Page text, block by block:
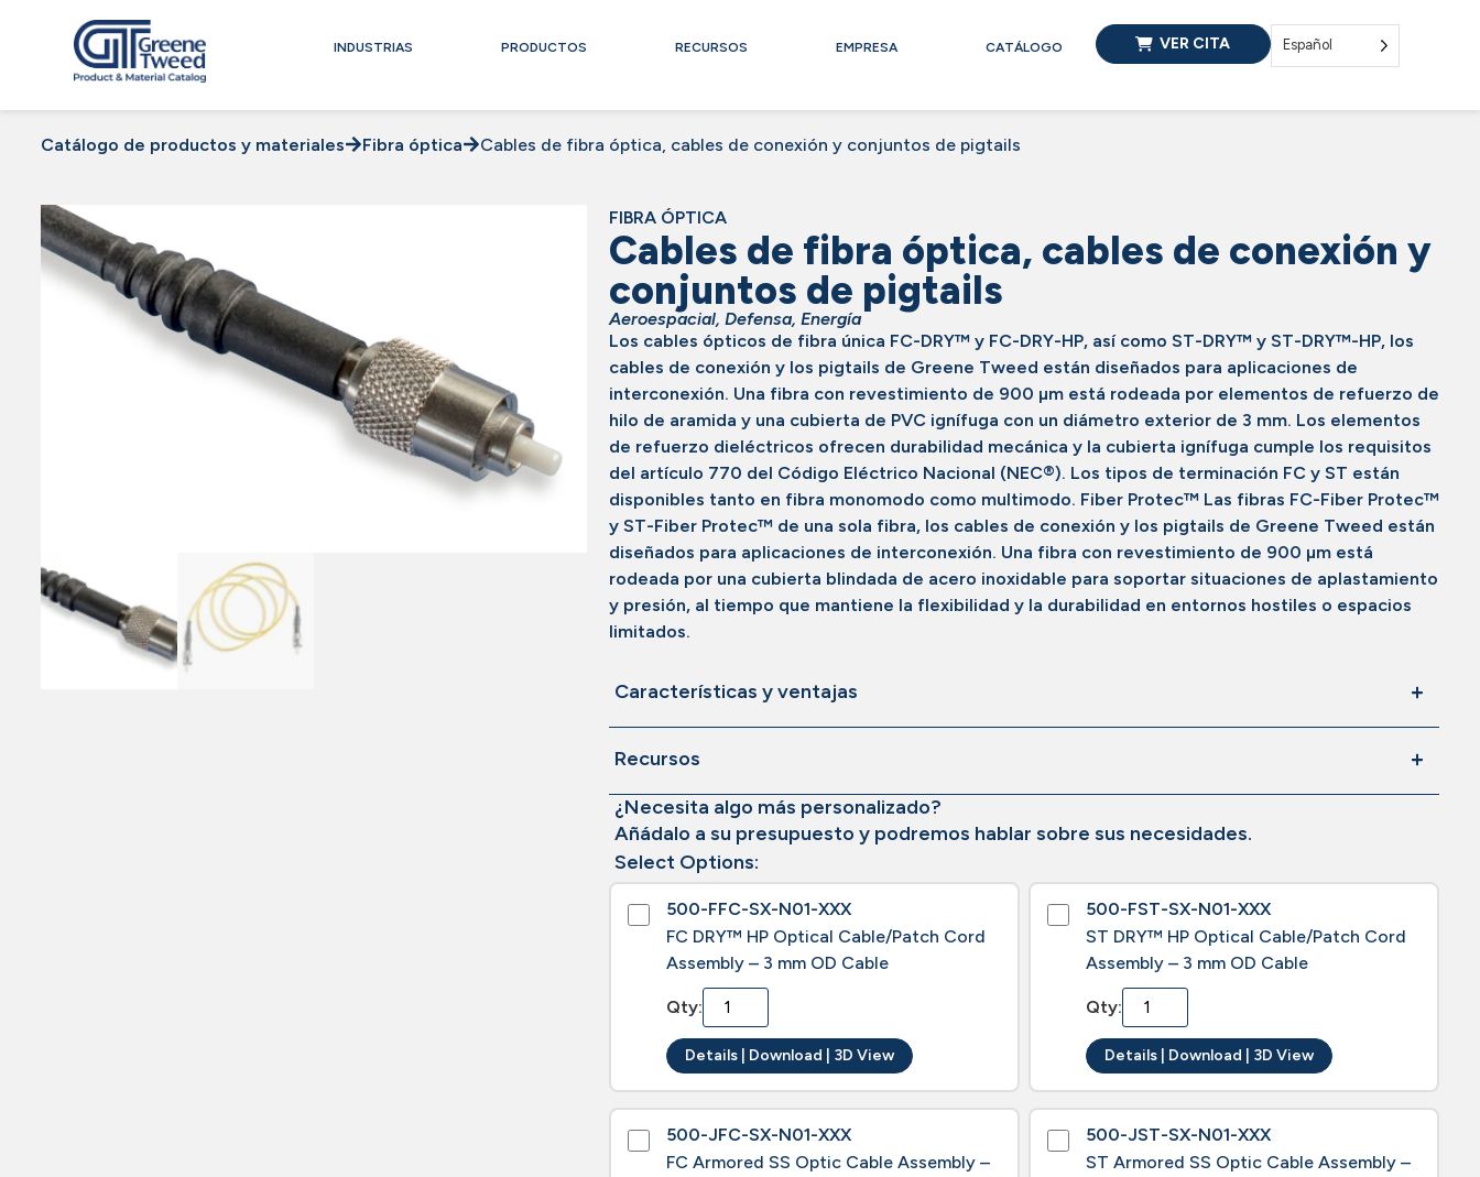
INDUSTRIAS PRODUCTOS RECURSOS EMPRESA CATÁLOGO VER CITA Español
Catálogo de productos y materiales Fibra óptica Cables de fibra óptica, cables de conexión y conjuntos de pigtails
FIBRA ÓPTICA
Cables de fibra óptica, cables de conexión y
conjuntos de pigtails
Aeroespacial, Defensa, Energía
Los cables ópticos de fibra única FC-DRY™ y FC-DRY-HP, así como ST-DRY™ y ST-DRY™-HP, los
cables de conexión y los pigtails de Greene Tweed están diseñados para aplicaciones de
interconexión. Una fibra con revestimiento de 900 µm está rodeada por elementos de refuerzo de
hilo de aramida y una cubierta de PVC ignífuga con un diámetro exterior de 3 mm. Los elementos
de refuerzo dieléctricos ofrecen durabilidad mecánica y la cubierta ignífuga cumple los requisitos
del artículo 770 del Código Eléctrico Nacional (NEC®). Los tipos de terminación FC y ST están
disponibles tanto en fibra monomodo como multimodo. Fiber Protec™ Las fibras FC-Fiber Protec™
y ST-Fiber Protec™ de una sola fibra, los cables de conexión y los pigtails de Greene Tweed están
diseñados para aplicaciones de interconexión. Una fibra con revestimiento de 900 µm está
rodeada por una cubierta blindada de acero inoxidable para soportar situaciones de aplastamiento
y presión, al tiempo que mantiene la flexibilidad y la durabilidad en entornos hostiles o espacios
limitados.
Características y ventajas
Recursos
¿Necesita algo más personalizado?
Añádalo a su presupuesto y podremos hablar sobre sus necesidades.
Select Options:
500-FFC-SX-N01-XXX
FC DRY™ HP Optical Cable/Patch Cord
Assembly – 3 mm OD Cable
Qty:
Details | Download | 3D View
500-FST-SX-N01-XXX
ST DRY™ HP Optical Cable/Patch Cord
Assembly – 3 mm OD Cable
Qty:
Details | Download | 3D View
500-JFC-SX-N01-XXX
FC Armored SS Optic Cable Assembly –
500-JST-SX-N01-XXX
ST Armored SS Optic Cable Assembly –